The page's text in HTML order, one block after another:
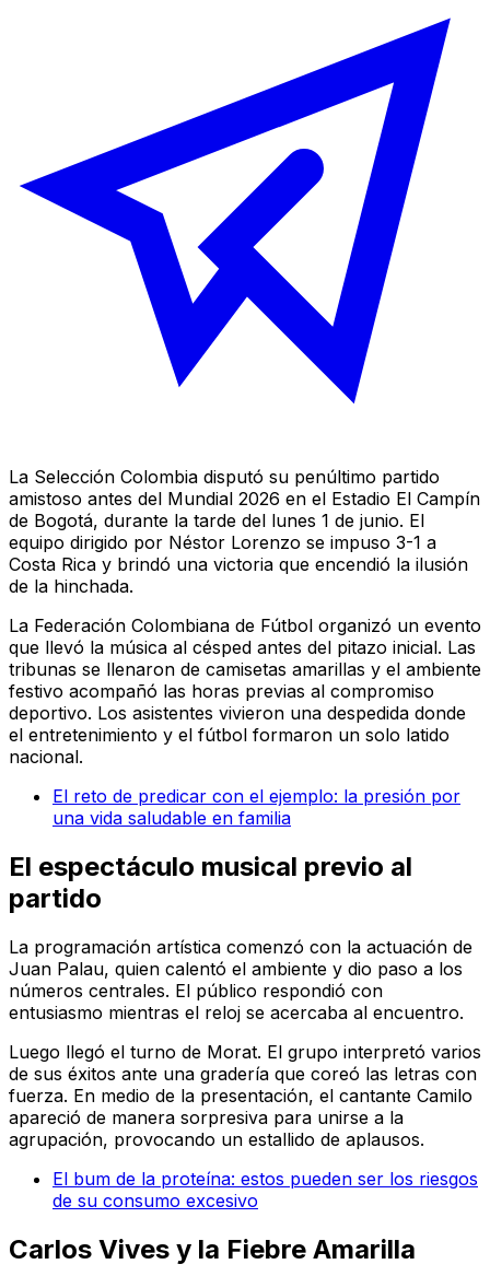
La Selección Colombia disputó su penúltimo partido
amistoso antes del Mundial 2026 en el Estadio El Campín
de Bogotá, durante la tarde del lunes 1 de junio. El
equipo dirigido por Néstor Lorenzo se impuso 3-1 a
Costa Rica y brindó una victoria que encendió la ilusión
de la hinchada.
La Federación Colombiana de Fútbol organizó un evento
que llevó la música al césped antes del pitazo inicial. Las
tribunas se llenaron de camisetas amarillas y el ambiente
festivo acompañó las horas previas al compromiso
deportivo. Los asistentes vivieron una despedida donde
el entretenimiento y el fútbol formaron un solo latido
nacional.
El reto de predicar con el ejemplo: la presión por
una vida saludable en familia
El espectáculo musical previo al
partido
La programación artística comenzó con la actuación de
Juan Palau, quien calentó el ambiente y dio paso a los
números centrales. El público respondió con
entusiasmo mientras el reloj se acercaba al encuentro.
Luego llegó el turno de Morat. El grupo interpretó varios
de sus éxitos ante una gradería que coreó las letras con
fuerza. En medio de la presentación, el cantante Camilo
apareció de manera sorpresiva para unirse a la
agrupación, provocando un estallido de aplausos.
El bum de la proteína: estos pueden ser los riesgos
de su consumo excesivo
Carlos Vives y la Fiebre Amarilla